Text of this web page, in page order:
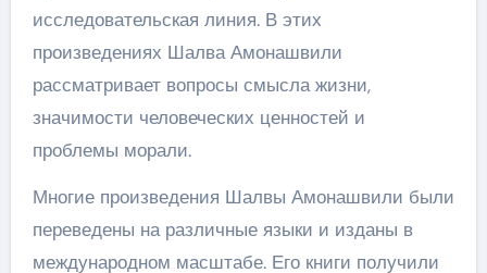
исследовательская линия. В этих
произведениях Шалва Амонашвили
рассматривает вопросы смысла жизни,
значимости человеческих ценностей и
проблемы морали.
Многие произведения Шалвы Амонашвили были
переведены на различные языки и изданы в
международном масштабе. Его книги получили